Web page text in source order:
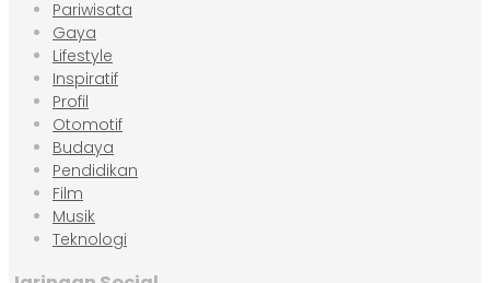
Pariwisata
Gaya
Lifestyle
Inspiratif
Profil
Otomotif
Budaya
Pendidikan
Film
Musik
Teknologi